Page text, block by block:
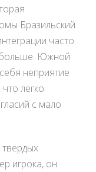
Бразильский
часто
больше. Южной
неприятие
легко
с мало
игрока, он